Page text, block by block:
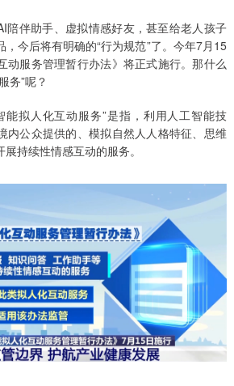
陪伴助手、虚拟情感好友，甚至给老人孩子
今后将有明确的“行为规范”了。今年7月15
动服务管理暂行办法》将正式施行。那什么
务”呢？
能拟人化互动服务”是指，利用人工智能技
内公众提供的、模拟自然人人格特征、思维
持续性情感互动的服务。